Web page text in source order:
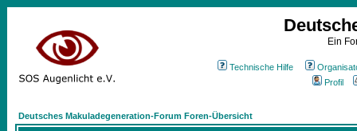
Ein
Technische Hilfe
Profil
Deutsches Makuladegeneration-Forum Foren-Übersicht